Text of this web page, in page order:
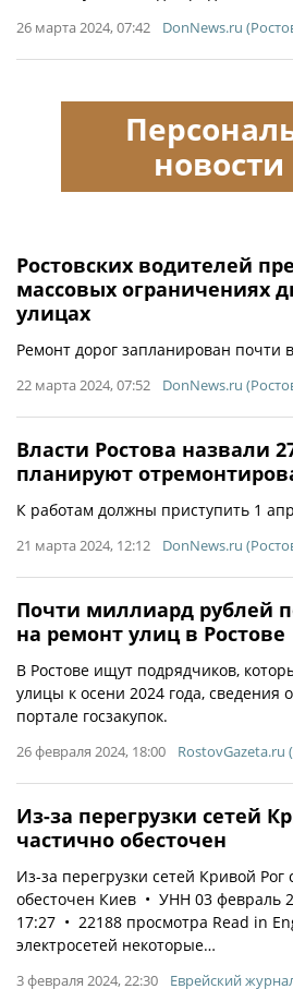
26 марта 2024, 07:42 DonNews.ru
Ростовских водителей
массовых ограничениях
улицах
Ремонт дорог запланирован почти
22 марта 2024, 07:52 DonNews.ru
Власти Ростова назвали
планируют
К работам должны приступить 1
21 марта 2024, 12:12 DonNews.ru
Почти миллиард рублей
на ремонт улиц в Ростове
В Ростове ищут подрядчиков,
улицы к осени 2024 года, сведения
портале госзакупок.
26 февраля 2024, 18:00 RostovGazeta.ru
Из-за перегрузки сетей
частично обесточен
Из-за перегрузки сетей Кривой Рог
обесточен Киев • УНН 03 февраль
17:27 • 22188 просмотра Read in
электросетей некоторые…
3 февраля 2024, 22:30 Еврейский
новости